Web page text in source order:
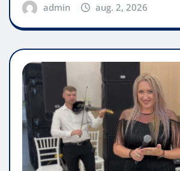
admin aug. 2, 2026